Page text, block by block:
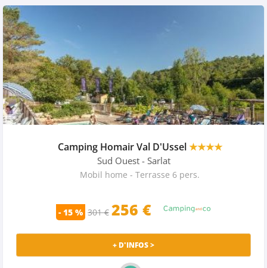
Camping Homair Val D'Ussel★★★★
Sud Ouest - Sarlat
Mobil home - Terrasse 6 pers.
- 15 % 301 € 256 €
+ D'INFOS >